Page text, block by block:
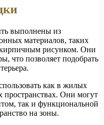
выполнены из
материалов, таких
рисунком. Они
что позволяет подобрать
как в жилых
пространствах. Они могут
так и функциональной
на зоны.